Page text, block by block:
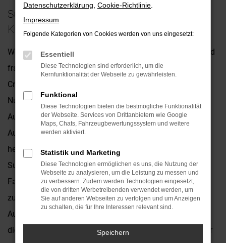
Subaru Crosstrek – unsere Empfehlung für
Krefeld
Wenn Sie uns nach einem passenden Fahrzeug für Krefeld
fragen, empfehlen wir Ihnen ohne Zögern den Subaru
Crosstrek. Dieses Fahrzeug eignet sich sowohl für die
Nutzung im Stadtverkehr als auch für Landstraße und
Autobahn. Die Pluspunkte sind die erstklassige
Ausstattung, das ansprechende Design sowie der
hervorragende Preis. Natürlich bieten wir Ihnen sowohl
Subaru Crosstrek Neuwagen als auch gebrauchte
Fahrzeuge für Ihre Mobilität in Krefeld und stehen Ihnen
zudem als Beraterinnen und Berater zur Seite. Das
Autohaus Kronenberger existiert seit 1931 und ist seit
diesen Jahren als Familienbetrieb fest mit Krefeld und der
Datenschutzerklärung Cookie-Richtlinie
Impressum
Folgende Kategorien von Cookies werden von uns eingesetzt:
Essentiell
Diese Technologien sind erforderlich, um die
Kernfunktionalität der Webseite zu gewährleisten.
Funktional
Diese Technologien bieten die bestmögliche Funktionalität
der Webseite. Services von Drittanbietern wie Google
Maps, Chats, Fahrzeugbewertungssystem und weitere
werden aktiviert.
Statistik und Marketing
Diese Technologien ermöglichen es uns, die Nutzung der
Webseite zu analysieren, um die Leistung zu messen und
zu verbessern. Zudem werden Technologien eingesetzt,
die von dritten Werbetreibenden verwendet werden, um
Sie auf anderen Webseiten zu verfolgen und um Anzeigen
zu schalten, die für Ihre Interessen relevant sind.
Speichern